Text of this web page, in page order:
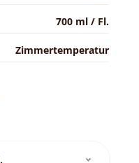
700 ml / Fl.
Zimmertemperatur